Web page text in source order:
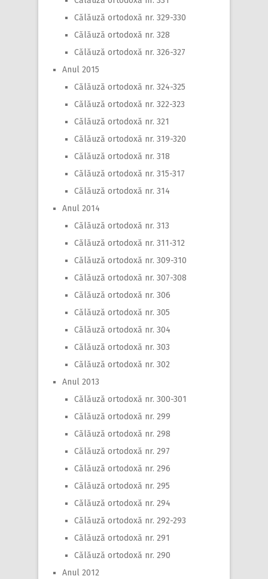
Călăuză ortodoxă nr. 329-330
Călăuză ortodoxă nr. 328
Călăuză ortodoxă nr. 326-327
Anul 2015
Călăuză ortodoxă nr. 324-325
Călăuză ortodoxă nr. 322-323
Călăuză ortodoxă nr. 321
Călăuză ortodoxă nr. 319-320
Călăuză ortodoxă nr. 318
Călăuză ortodoxă nr. 315-317
Călăuză ortodoxă nr. 314
Anul 2014
Călăuză ortodoxă nr. 313
Călăuză ortodoxă nr. 311-312
Călăuză ortodoxă nr. 309-310
Călăuză ortodoxă nr. 307-308
Călăuză ortodoxă nr. 306
Călăuză ortodoxă nr. 305
Călăuză ortodoxă nr. 304
Călăuză ortodoxă nr. 303
Călăuză ortodoxă nr. 302
Anul 2013
Călăuză ortodoxă nr. 300-301
Călăuză ortodoxă nr. 299
Călăuză ortodoxă nr. 298
Călăuză ortodoxă nr. 297
Călăuză ortodoxă nr. 296
Călăuză ortodoxă nr. 295
Călăuză ortodoxă nr. 294
Călăuză ortodoxă nr. 292-293
Călăuză ortodoxă nr. 291
Călăuză ortodoxă nr. 290
Anul 2012